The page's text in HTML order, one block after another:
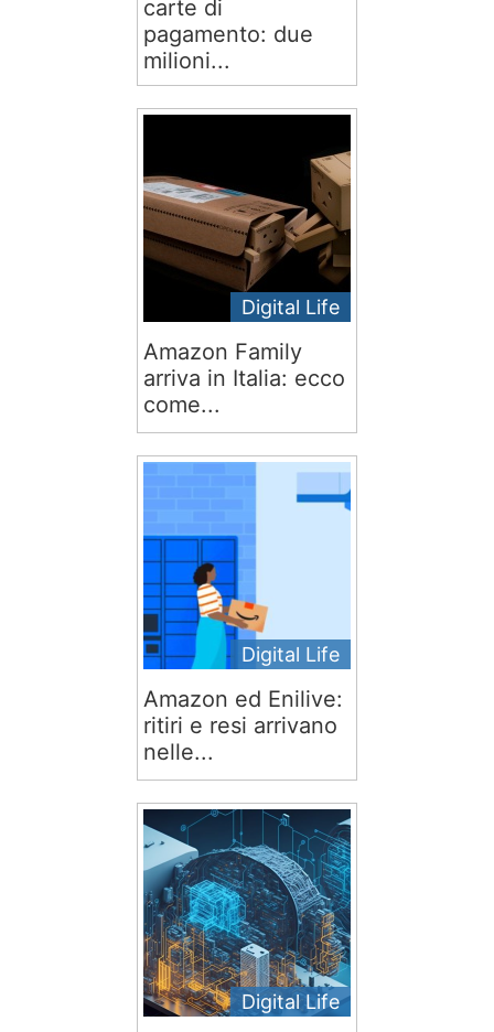
carte di
pagamento: due
milioni...
Digital Life
Amazon Family
arriva in Italia: ecco
come...
Digital Life
Amazon ed Enilive:
ritiri e resi arrivano
nelle...
Digital Life